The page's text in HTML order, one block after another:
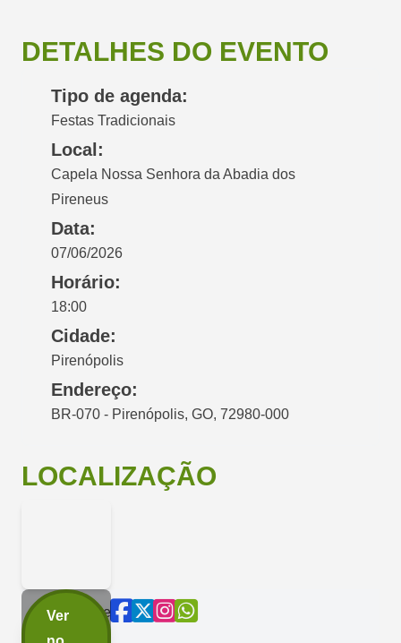
DETALHES DO EVENTO
Tipo de agenda:
Festas Tradicionais
Local:
Capela Nossa Senhora da Abadia dos
Pireneus
Data:
07/06/2026
Horário:
18:00
Cidade:
Pirenópolis
Endereço:
BR-070 - Pirenópolis, GO, 72980-000
LOCALIZAÇÃO
Ver
Compartilhe